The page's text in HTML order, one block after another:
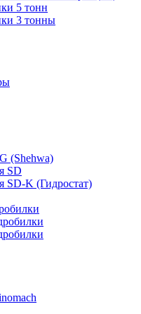
5 тонн
3 тонны
(Shehwa)
SD
SD-K (Гидростат)